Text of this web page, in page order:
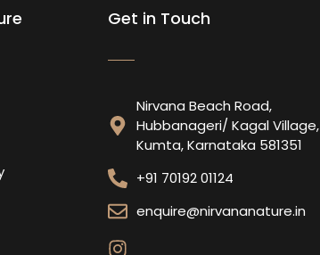
Get in Touch
Nirvana Beach Road,
Hubbanageri/ Kagal Village,
Kumta, Karnataka 581351
+91 70192 01124
enquire@nirvananature.in